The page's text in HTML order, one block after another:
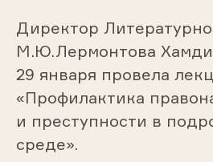
Директор
М.Ю.Лермонтова
29 января провела
«Профилактика
и преступности в
среде».